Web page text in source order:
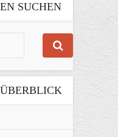
SUCHEN